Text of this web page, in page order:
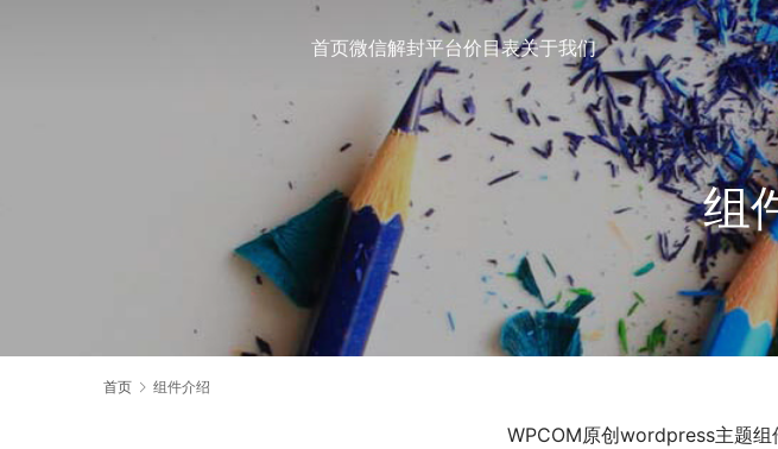
首页微信解封平台价目表关于我们
组
首页 组件介绍
WPCOM原创wordpress主题组